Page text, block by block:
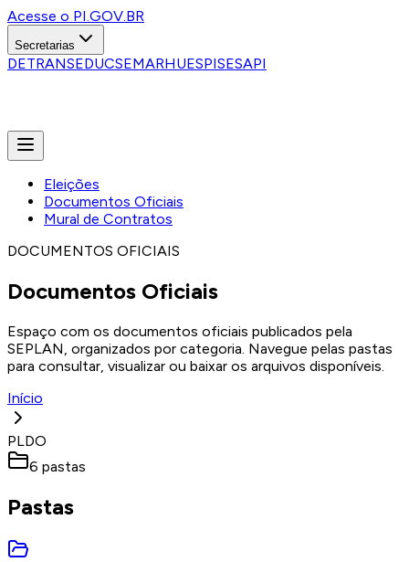
Acesse o PI.GOV.BR
Secretarias
DETRANSEDUCSEMARHUESPISESAPI
Eleições
Documentos Oficiais
Mural de Contratos
DOCUMENTOS OFICIAIS
Documentos Oficiais
Espaço com os documentos oficiais publicados pela
SEPLAN, organizados por categoria. Navegue pelas pastas
para consultar, visualizar ou baixar os arquivos disponíveis.
Início
PLDO
6 pastas
Pastas